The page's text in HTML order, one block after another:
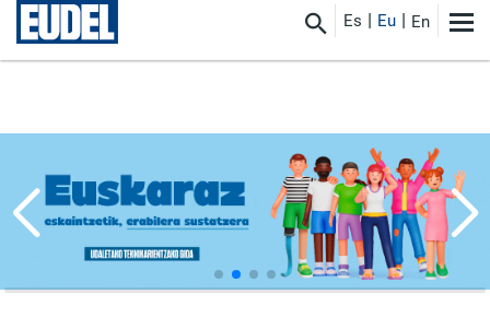
Es Eu En